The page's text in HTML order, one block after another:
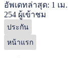
อัพเดทล่าสุด: 1 เม.
254 ผู้เข้าชม
ประกัน
หน้าแรก